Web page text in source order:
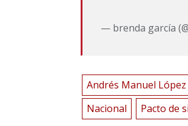
— brenda garcía
Andrés Manuel
Nacional
Pacto de